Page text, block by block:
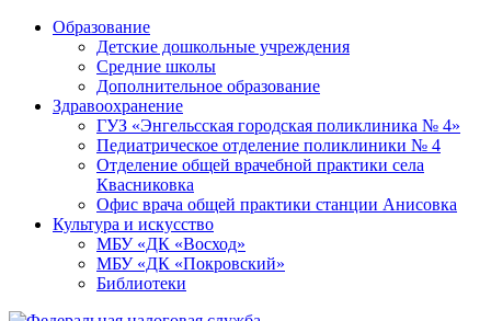
Образование
Детские дошкольные учреждения
Средние школы
Дополнительное образование
Здравоохранение
ГУЗ «Энгельсская городская поликлиника № 4»
Педиатрическое отделение поликлиники № 4
Отделение общей врачебной практики села
Квасниковка
Офис врача общей практики станции Анисовка
Культура и искусство
МБУ «ДК «Восход»
МБУ «ДК «Покровский»
Библиотеки